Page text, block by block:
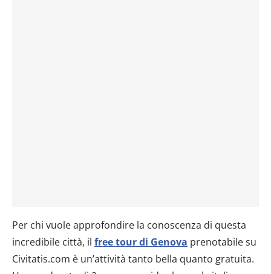
Per chi vuole approfondire la conoscenza di questa
incredibile città, il free tour di Genova prenotabile su
Civitatis.com è un’attività tanto bella quanto gratuita.